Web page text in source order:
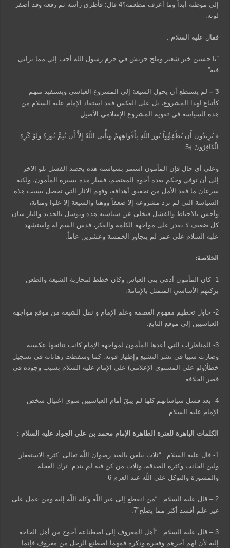
إلى موطنه أبداً وما أعرف مطعمه؟4 قال: فأطرق رأسه ثم رفعه وقد أصفر
لونه.
فقال عليه السلام :
“يا حسين خبز شعير وملح جريش في حرم رسول الله أحب إلي مما تراني
فيه”.
3 –
لم يستطع أن يحول الشيعة إلى المشروع العباسي ويستفيد منهم
كأتباع لهذا المشروع، بل على العكس فقد استفاد الإمام عليه السلام من
هذه السياسة في تقوية المشروع الإسلامي الأصيل.
﴿ يُرِيدُونَ أَن يُطْفِؤُواْ نُورَ اللّهِ بِأَفْوَاهِهِمْ وَيَأْبَى اللّهُ إِلاَّ أَن يُتِمَّ نُورَهُ وَلَوْ كَرِهَ
الْكَافِرُونَ ﴾5
وعلى أي حال فإن المأمون استمر بسياسته هذه يحصد الفشل تلو الاخر
إلى أن توفي وحكم بعده أخوه المعتصم، فسار مدة بسيرة المأمون، ولكنه
سرعان ما فقد الأمل من تحقيق أهدافه، وفهم الاثار التي تحصل بسبب هذه
السياسة التي لم تزد مشروعه إلا ضعفاً ووهنا والشيعة إلا علوا ومتانة،
وأحس بالاحباط والفشل فتخلى عن سياسته هذه وتوسل بالحديد والنار شان
كل ضعيف لا يقدر على مواجهة الكلمة والفكر، فدس السم له واستشهد
عليه السلام على عمر لم يتجاوز الخمسة وعشرين عاماً.
الخلاصة:
1- كان المأمون أدهى بني العباس وكان خطط لمحاربة الشيعة والطعن
بركنهم الأساسي المتمثل بالإمامة.
2- حاول تحطيم مفهوم العصمة وعلم الإمام و نقل الشيعة من موقع مواجهة
العباسيين إلى موقع التابع.
3- المناظرات التي أعدها المأمون لمواجهة الإمام كانت نتائجها عكسية
وصارت سببا في نشر التشيع وإظهار قوته. كما وسقطت رهاناته في تسجيل
خطأ(ولو على المستوى الإعلامي) على الإمام عليه السلام بسبب وجوده في
قصر الخلافة.
4- بعد فشل سياساتهم كلها لم يبقَ أمام العباسيين سوى اغتيال شخص
الإمام عليه السلام .
الكلمات الباهرة للعترة الطاهرة الإمام محمد بن علي الجواد عليه السلام :
1- قال عليه السلام : “ثلاث يبلغن بالعبد رضوان اللّه تعالى: كثرة الاستغفار
ولين الجانب وكثرة الصدقة، وثلاث من كن فيه لم يندم: ترك العجلة
والمشورة والتوكل على اللّه عند العزم”6
2 – قال عليه السلام : “من انقطع إلى غير اللّه وكله اللّه إليه ومن عمل على
غير علم أفسد أكثر مما يصلح”7.
3 – قال عليه السلام : “أهل المعروف إلى اصطناعه أحوج من أهل الحاجة
إليه لأن لهم أجرهم وفخره وذكره فمهما اصطنع الرجل من معروف فإنما